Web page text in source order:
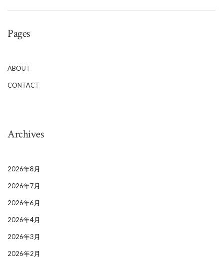
Pages
ABOUT
CONTACT
Archives
2026年8月
2026年7月
2026年6月
2026年4月
2026年3月
2026年2月